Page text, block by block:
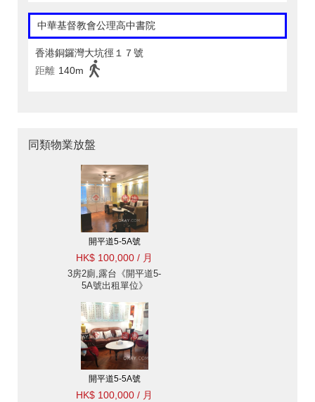
中華基督教會公理高中書院
香港銅鑼灣大坑徑１７號
距離 140m
同類物業放盤
開平道5-5A號
HK$ 100,000 / 月
3房2廁,露台《開平道5-
5A號出租單位》
開平道5-5A號
HK$ 100,000 / 月